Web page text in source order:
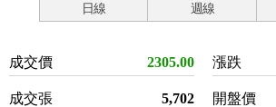
日線 週線
成交價 2305.00
成交張 5,702
漲跌
開盤價